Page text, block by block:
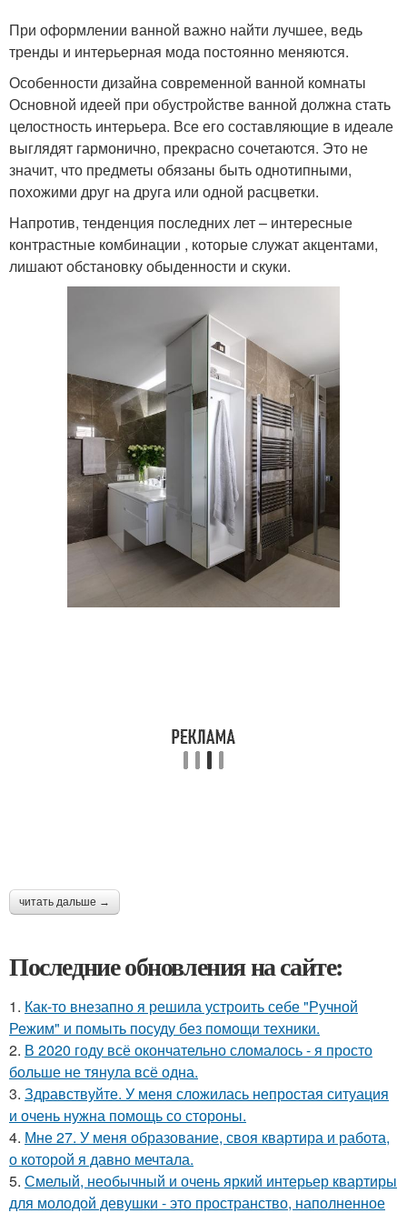
При оформлении ванной важно найти лучшее, ведь
тренды и интерьерная мода постоянно меняются.
Особенности дизайна современной ванной комнаты
Основной идеей при обустройстве ванной должна стать
целостность интерьера. Все его составляющие в идеале
выглядят гармонично, прекрасно сочетаются. Это не
значит, что предметы обязаны быть однотипными,
похожими друг на друга или одной расцветки.
Напротив, тенденция последних лет – интересные
контрастные комбинации , которые служат акцентами,
лишают обстановку обыденности и скуки.
читать дальше →
Последние обновления на сайте:
1. Как-то внезапно я решила устроить себе "Ручной
Режим" и помыть посуду без помощи техники.
2. В 2020 году всё окончательно сломалось - я просто
больше не тянула всё одна.
3. Здравствуйте. У меня сложилась непростая ситуация
и очень нужна помощь со стороны.
4. Мне 27. У меня образование, своя квартира и работа,
о которой я давно мечтала.
5. Смелый, необычный и очень яркий интерьер квартиры
для молодой девушки - это пространство, наполненное